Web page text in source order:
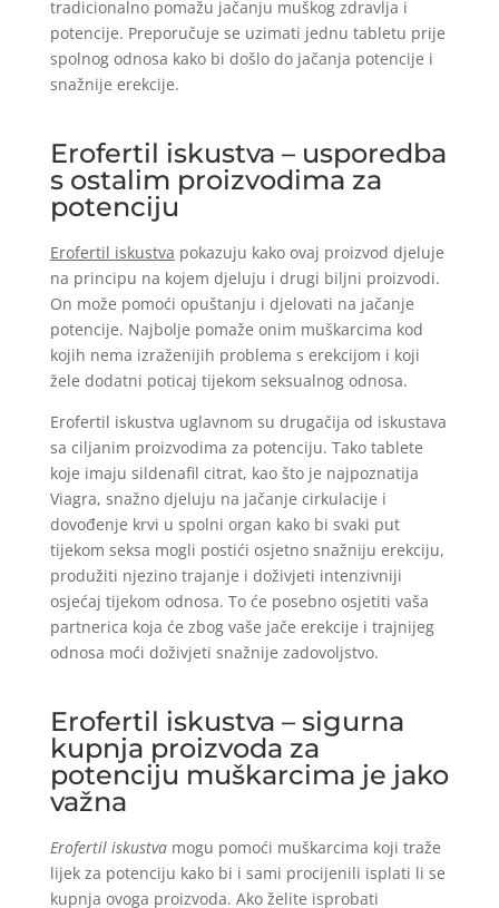
tradicionalno pomažu jačanju muškog zdravlja i
potencije. Preporučuje se uzimati jednu tabletu prije
spolnog odnosa kako bi došlo do jačanja potencije i
snažnije erekcije.
Erofertil iskustva – usporedba
s ostalim proizvodima za
potenciju
Erofertil iskustva pokazuju kako ovaj proizvod djeluje
na principu na kojem djeluju i drugi biljni proizvodi.
On može pomoći opuštanju i djelovati na jačanje
potencije. Najbolje pomaže onim muškarcima kod
kojih nema izraženijih problema s erekcijom i koji
žele dodatni poticaj tijekom seksualnog odnosa.
Erofertil iskustva uglavnom su drugačija od iskustava
sa ciljanim proizvodima za potenciju. Tako tablete
koje imaju sildenafil citrat, kao što je najpoznatija
Viagra, snažno djeluju na jačanje cirkulacije i
dovođenje krvi u spolni organ kako bi svaki put
tijekom seksa mogli postići osjetno snažniju erekciju,
produžiti njezino trajanje i doživjeti intenzivniji
osjećaj tijekom odnosa. To će posebno osjetiti vaša
partnerica koja će zbog vaše jače erekcije i trajnijeg
odnosa moći doživjeti snažnije zadovoljstvo.
Erofertil iskustva – sigurna
kupnja proizvoda za
potenciju muškarcima je jako
važna
Erofertil iskustvamogu pomoći muškarcima koji traže
lijek za potenciju kako bi i sami procijenili isplati li se
kupnja ovoga proizvoda. Ako želite isprobati